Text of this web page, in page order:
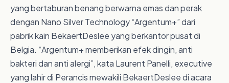
yang bertaburan benang berwarna emas dan perak
dengan Nano Silver Technology “Argentum+” dari
pabrik kain BekaertDeslee yang berkantor pusat di
Belgia. “Argentum+ memberikan efek dingin, anti
bakteri dan anti alergi”, kata Laurent Panelli, executive
yang lahir di Perancis mewakili BekaertDeslee di acara